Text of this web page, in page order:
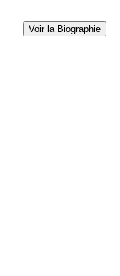
Voir la Biographie